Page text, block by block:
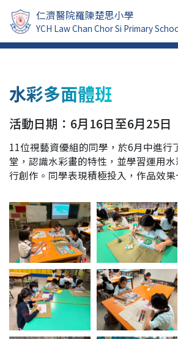
仁濟醫院羅陳楚思小學
YCH Law Chan Chor Si Primary
水彩多面體班
活動日期：6月16日至6月25日
11位視藝資優組的同學，於6月中進行
堂，認識水彩畫的特性，並學習運用
行創作。同學表現積極投入，作品效果